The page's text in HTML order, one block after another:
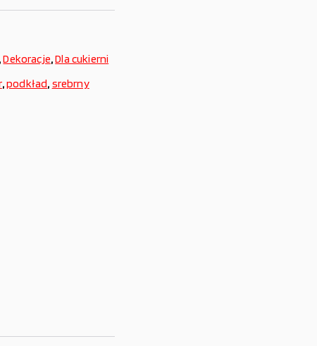
,Dekoracje,Dla cukierni
,podkład, srebrny